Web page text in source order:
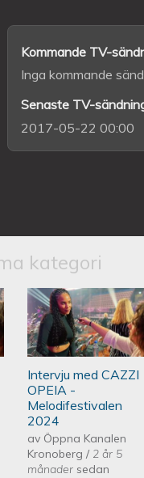
Kommande TV-
Inga kommande
Senaste TV-
2017-05-22 00:00
kategori
-
Intervju med
Intervju med CAZZI
OPEIA -
Melodifestivalen
2024
av Öppna Kanalen
Kronoberg / 2 år 5
månadersedan